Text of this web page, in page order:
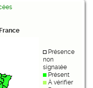
Présence
non
signalée
Présent
À vérifier